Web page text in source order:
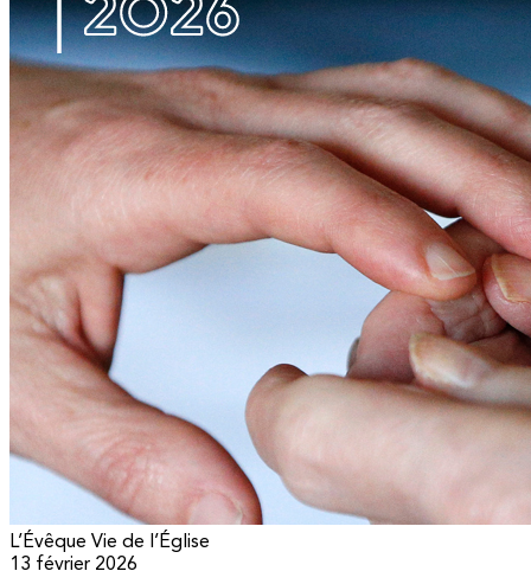
L’Évêque Vie de l’Église
13 février 2026